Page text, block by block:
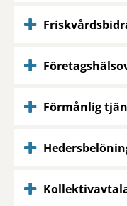
Förmånlig